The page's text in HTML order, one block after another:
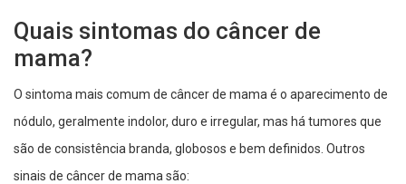
Quais sintomas do câncer de
mama?
O sintoma mais comum de câncer de mama é o aparecimento de
nódulo, geralmente indolor, duro e irregular, mas há tumores que
são de consistência branda, globosos e bem definidos. Outros
sinais de câncer de mama são: